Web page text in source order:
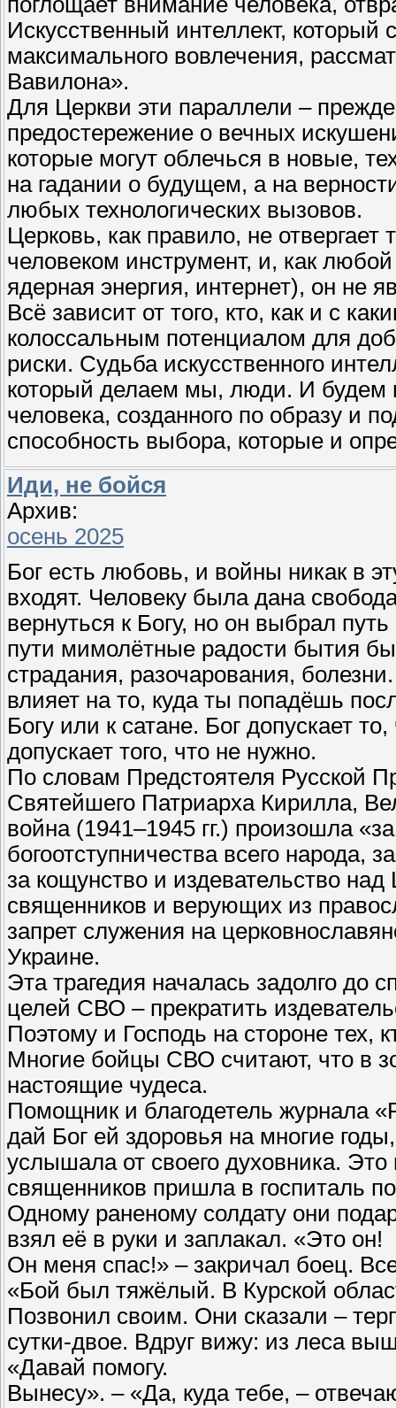
Искусственный интеллект, который
максимального вовлечения,
Вавилона».
Для Церкви эти параллели – прежде
предостережение о вечных
которые могут облечься в новые,
на гадании о будущем, а на
любых технологических вызовов.
Церковь, как правило, не
человеком инструмент, и, как
ядерная энергия, интернет), он не
Всё зависит от того, кто, как и с
колоссальным потенциалом для
риски. Судьба искусственного
который делаем мы, люди. И будем
человека, созданного по образу и
способность выбора, которые и
Иди, не бойся
Архив:
осень 2025
Бог есть любовь, и войны никак в
входят. Человеку была дана
вернуться к Богу, но он выбрал
пути мимолётные радости бытия
страдания, разочарования,
влияет на то, куда ты попадёшь
Богу или к сатане. Бог допускает
допускает того, что не нужно.
По словам Предстоятеля Русской
Святейшего Патриарха Кирилла,
война (1941–1945 гг.) произошла
богоотступничества всего народа,
за кощунство и издевательство
священников и верующих из
запрет служения на
Украине.
Эта трагедия началась задолго до
целей СВО – прекратить
Поэтому и Господь на стороне тех,
Многие бойцы СВО считают, что в
настоящие чудеса.
Помощник и благодетель журнала
дай Бог ей здоровья на многие
услышала от своего духовника.
священников пришла в госпиталь
Одному раненому солдату они
взял её в руки и заплакал. «Это он!
Он меня спас!» – закричал боец.
«Бой был тяжёлый. В Курской
Позвонил своим. Они сказали –
сутки-двое. Вдруг вижу: из леса
«Давай помогу.
Вынесу». – «Да, куда тебе, –